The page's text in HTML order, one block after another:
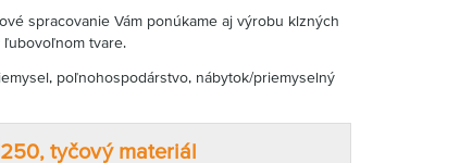
spracovanie Vám ponúkame aj výrobu klzných
ľubovoľnom tvare.
poľnohospodárstvo, nábytok/priemyselný
tyčový materiál